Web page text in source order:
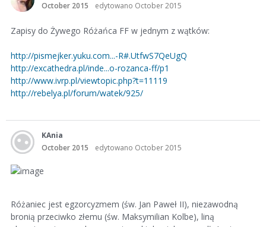
October 2015
edytowano October 2015
Zapisy do Żywego Różańca FF w jednym z wątków:
http://pismejker.yuku.com...-R#.UtfwS7QeUgQ
http://excathedra.pl/inde...o-rozanca-ff/p1
http://www.ivrp.pl/viewtopic.php?t=11119
http://rebelya.pl/forum/watek/925/
KAnia
October 2015
edytowano October 2015
Różaniec jest egzorcyzmem (św. Jan Paweł II), niezawodną
bronią przeciwko złemu (św. Maksymilian Kolbe), liną